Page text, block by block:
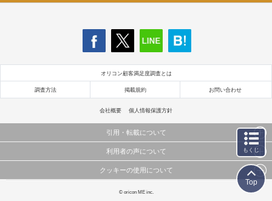
オリコン顧客満足度調査とは
調査方法 掲載規約 お問い合わせ
会社概要 個人情報保護方針
引用・転載について
当サイトで公開されている情報（文字、写真、イラスト、画像データ等）及びこれらの配置・
これらの情報を権利者の許可なく無断転載・複製などの二次利用を行うことは固く禁じており
利用者の声について
当サイトに掲載している内容はすべてサービスの利用者が提出された見解・感想です。
弊社の見解・ 意見ではないことをご理解いただいた上でご覧ください。
クッキーの使用について
このサイトでは Cookie を使用して、ユーザーに合わせたコンテンツや広告の表示、ソーシャル
© oricon ME inc.
もくじ
Top